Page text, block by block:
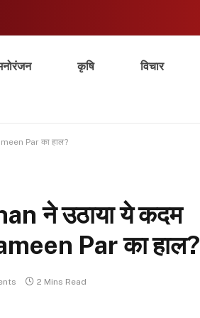
कृषि विचार
Par का हाल?
ने उठाया ये कदम
Par का हाल?
2 Mins Read